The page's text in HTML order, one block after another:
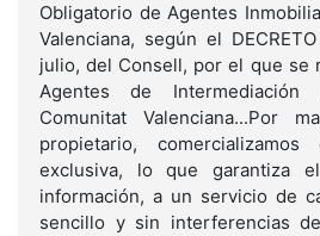
Obligatorio de Agentes
Valenciana, según el
julio, del Consell, por el que se
Agentes de
Comunitat Valenciana...Por
propietario,
exclusiva, lo que garantiza
información, a un servicio de
sencillo y sin interferencias